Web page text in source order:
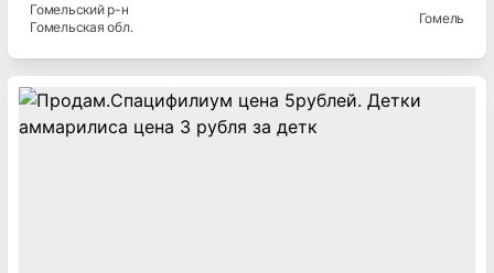
Гомельскийр-н
Гомельская обл.
Гомель